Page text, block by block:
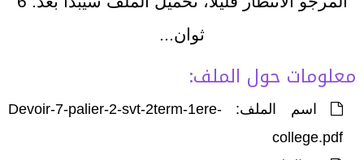
ثوان...
معلومات حول الملف:
اسم الملف: Devoir-7-palier-2-svt-2term-1ere-
college.pdf